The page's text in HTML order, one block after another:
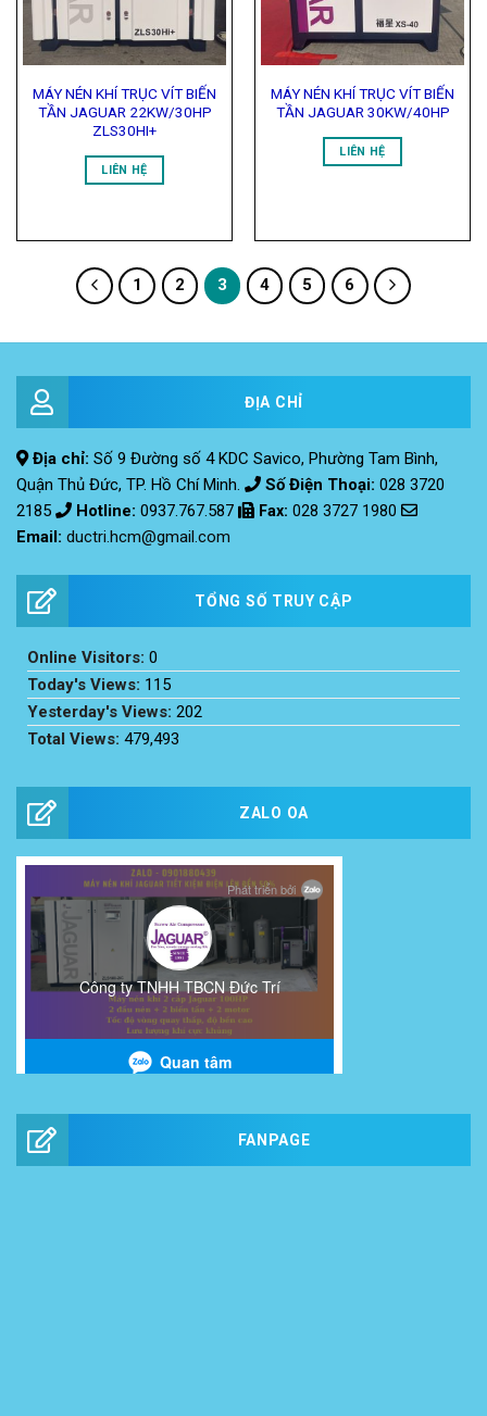
MÁY NÉN KHÍ TRỤC VÍT BIẾN
TẦN JAGUAR 22KW/30HP
ZLS30HI+
LIÊN HỆ
MÁY NÉN KHÍ TRỤC VÍT BIẾN
TẦN JAGUAR 30KW/40HP
LIÊN HỆ
1 2 3 4 5 6
ĐỊA CHỈ
Địa chỉ: Số 9 Đường số 4 KDC Savico, Phường Tam Bình,
Quận Thủ Đức, TP. Hồ Chí Minh.
Số Điện Thoại: 028 3720
2185
Hotline: 0937.767.587 Fax: 028 3727 1980
Email: ductri.hcm@gmail.com
TỔNG SỐ TRUY CẬP
Online Visitors: 0
Today's Views: 115
Yesterday's Views: 202
Total Views: 479,493
ZALO OA
FANPAGE